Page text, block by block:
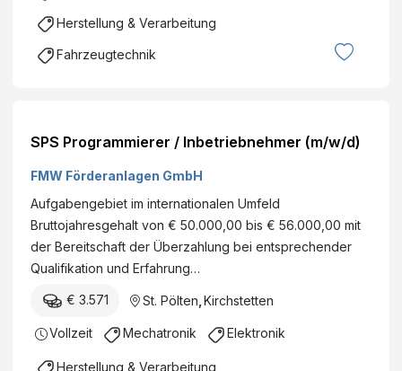
Herstellung & Verarbeitung
Fahrzeugtechnik
SPS Programmierer / Inbetriebnehmer (m/w/d)
FMW Förderanlagen GmbH
Aufgabengebiet im internationalen Umfeld
Bruttojahresgehalt von € 50.000,00 bis € 56.000,00 mit
der Bereitschaft der Überzahlung bei entsprechender
Qualifikation und Erfahrung…
€ 3.571 St. Pölten Kirchstetten
Vollzeit Mechatronik Elektronik
Herstellung & Verarbeitung